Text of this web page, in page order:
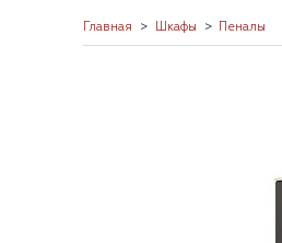
Главная Шкафы Пеналы